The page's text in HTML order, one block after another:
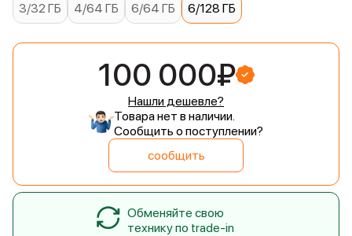
3/32 ГБ 4/64 ГБ 6/64 ГБ 6/128 ГБ
100 000₽
Нашли дешевле?
Товара нет в наличии.
Сообщить о поступлении?
сообщить
Обменяйте свою
технику по trade-in